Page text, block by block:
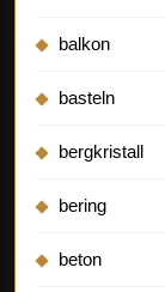
balkon
basteln
bergkristall
bering
beton